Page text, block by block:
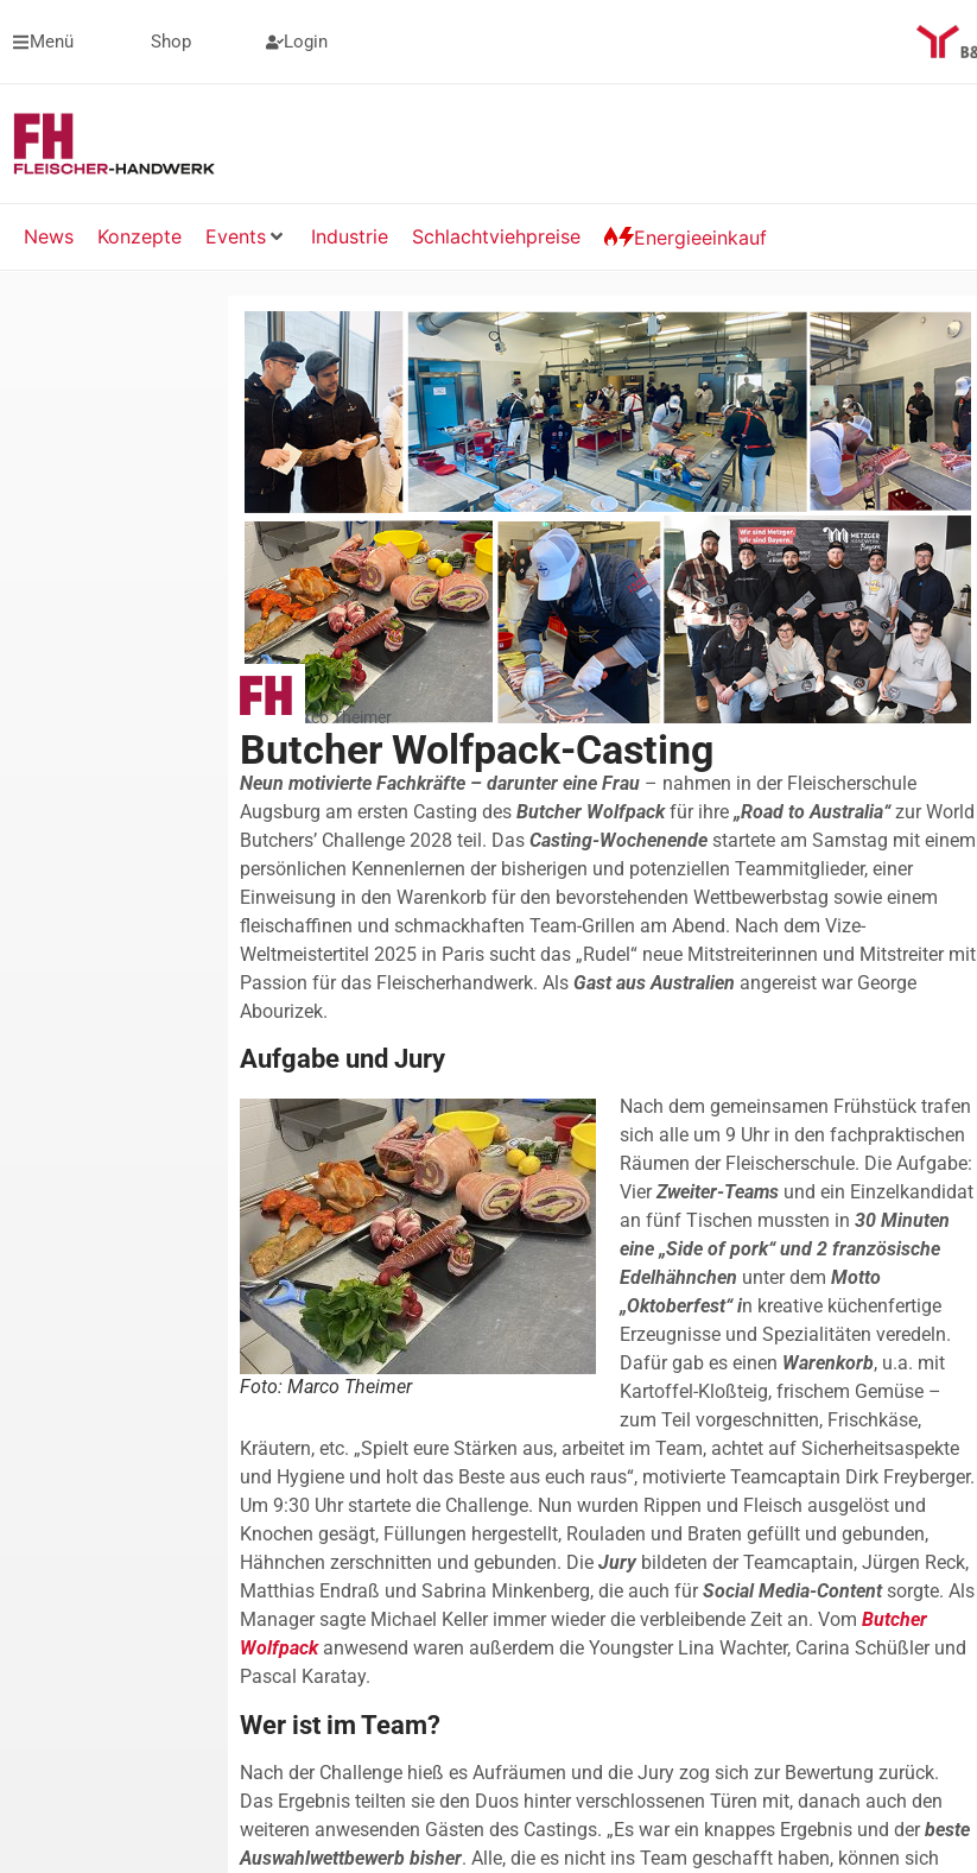
Menü Shop Login
News Konzepte Events Industrie Schlachtviehpreise Energieeinkauf
Foto: Marco Theimer
Butcher Wolfpack-Casting
Neun motivierte Fachkräfte – darunter eine Frau – nahmen in der Fleischerschule
Augsburg am ersten Casting des Butcher Wolfpackfür ihre „Road to Australia“zur World
Butchers’ Challenge 2028 teil. Das Casting-Wochenende startete am Samstag mit einem
persönlichen Kennenlernen der bisherigen und potenziellen Teammitglieder, einer
Einweisung in den Warenkorb für den bevorstehenden Wettbewerbstag sowie einem
fleischaffinen und schmackhaften Team-Grillen am Abend. Nach dem Vize-
Weltmeistertitel 2025 in Paris sucht das „Rudel“ neue Mitstreiterinnen und Mitstreiter mit
Passion für das Fleischerhandwerk. Als Gast aus Australien angereist war George
Abourizek.
Aufgabe und Jury
Foto: Marco Theimer
Nach dem gemeinsamen Frühstück trafen
sich alle um 9 Uhr in den fachpraktischen
Räumen der Fleischerschule. Die Aufgabe:
VierZweiter-Teams und ein Einzelkandidat
an fünf Tischen mussten in 30 Minuten
eine „Side of pork“ und 2 französische
Edelhähnchen unter dem Motto
„Oktoberfest“ in kreative küchenfertige
Erzeugnisse und Spezialitäten veredeln.
Dafür gab es einen Warenkorb, u.a. mit
Kartoffel-Kloßteig, frischem Gemüse –
zum Teil vorgeschnitten, Frischkäse,
Kräutern, etc. „Spielt eure Stärken aus, arbeitet im Team, achtet auf Sicherheitsaspekte
und Hygiene und holt das Beste aus euch raus“, motivierte Teamcaptain Dirk Freyberger.
Um 9:30 Uhr startete die Challenge. Nun wurden Rippen und Fleisch ausgelöst und
Knochen gesägt, Füllungen hergestellt, Rouladen und Braten gefüllt und gebunden,
Hähnchen zerschnitten und gebunden. Die Jurybildeten der Teamcaptain, Jürgen Reck,
Matthias Endraß und Sabrina Minkenberg, die auch fürSocial Media-Content sorgte. Als
Manager sagte Michael Keller immer wieder die verbleibende Zeit an. Vom Butcher
Wolfpack anwesend waren außerdem die Youngster Lina Wachter, Carina Schüßler und
Pascal Karatay.
Wer ist im Team?
Nach der Challenge hieß es Aufräumen und die Jury zog sich zur Bewertung zurück.
Das Ergebnis teilten sie den Duos hinter verschlossenen Türen mit, danach auch den
weiteren anwesenden Gästen des Castings. „Es war ein knappes Ergebnis und derbeste
Auswahlwettbewerb bisher. Alle, die es nicht ins Team geschafft haben, können sich